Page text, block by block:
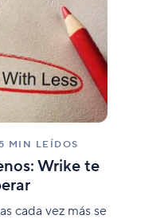
el bienestar
MIN LEÍDOS
Wrike te
cada vez más se